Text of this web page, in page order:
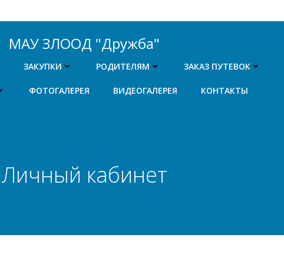
МАУ ЗЛООД "Дружба"
ЗАКУПКИ РОДИТЕЛЯМ ЗАКАЗ ПУТЕВОК
ФОТОГАЛЕРЕЯ ВИДЕОГАЛЕРЕЯ КОНТАКТЫ
Личный кабинет